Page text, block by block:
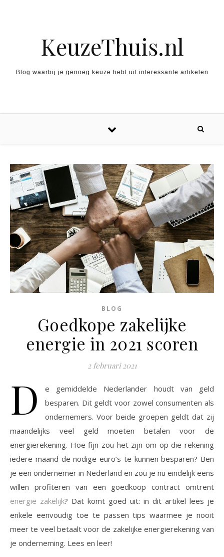
KeuzeThuis.nl
Blog waarbij je genoeg keuze hebt uit interessante artikelen
BLOG
Goedkope zakelijke
energie in 2021 scoren
2 februari 2021
D
e gemiddelde Nederlander houdt van geld
besparen. Dit geldt voor zowel consumenten als
ondernemers. Voor beide groepen geldt dat zij
maandelijks veel geld moeten betalen voor de
energierekening. Hoe fijn zou het zijn om op die rekening
iedere maand de nodige euro’s te kunnen besparen? Ben
je een ondernemer in Nederland en zou je nu eindelijk eens
willen profiteren van een goedkoop contract omtrent
energie zakelijk? Dat komt goed uit: in dit artikel lees je
enkele eenvoudig toe te passen tips waarmee je nooit
meer te veel betaalt voor de zakelijke energierekening van
je onderneming. Lees en leer!